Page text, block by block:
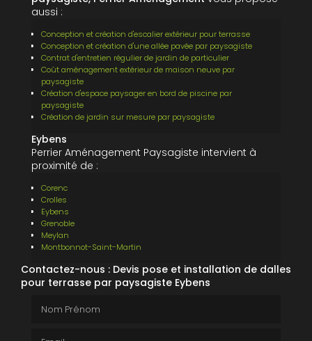
aussi :
Conception et création d'escalier extérieur pour terrasse
Conception et création d'une allée pavée par paysagiste
Contrat d'entretien régulier de jardin de particulier
Coût aménagement extérieur de maison neuve par
paysagiste
Création d'espace paysager en bord de piscine par
paysagiste
Création de jardin sur mesure par paysagiste
Eybens
Perrier Aménagement Paysagiste intervient à
proximité de :
Corenc
Crolles
Eybens
Grenoble
Meylan
Montbonnot-Saint-Martin
Contactez-nous : Devis pose et installation de dalles
pour terrasse par paysagiste Eybens